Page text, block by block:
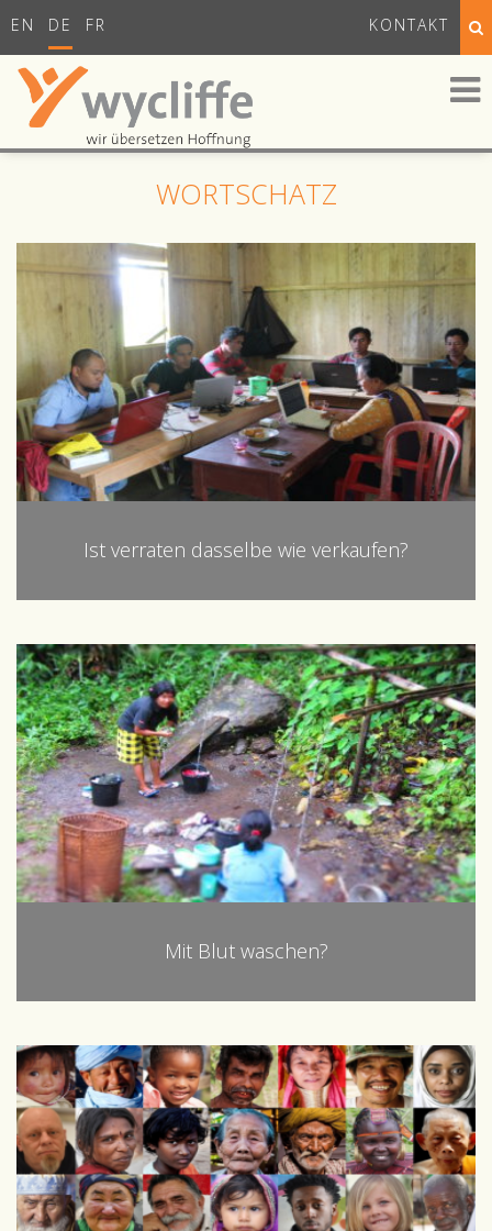
EN DE FR KONTAKT
WORTSCHATZ
Ist verraten dasselbe wie verkaufen?
Mit Blut waschen?